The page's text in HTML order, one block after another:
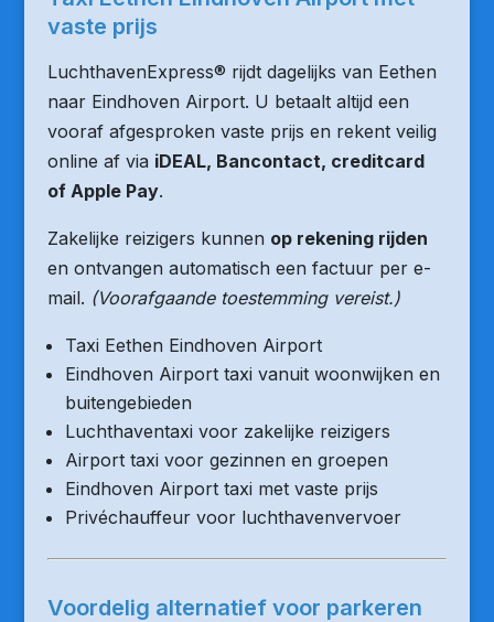
vaste prijs
LuchthavenExpress® rijdt dagelijks van Eethen
naar Eindhoven Airport. U betaalt altijd een
vooraf afgesproken vaste prijs en rekent veilig
online af via iDEAL, Bancontact, creditcard
of Apple Pay.
Zakelijke reizigers kunnen op rekening rijden
en ontvangen automatisch een factuur per e-
mail. (Voorafgaande toestemming vereist.)
Taxi Eethen Eindhoven Airport
Eindhoven Airport taxi vanuit woonwijken en
buitengebieden
Luchthaventaxi voor zakelijke reizigers
Airport taxi voor gezinnen en groepen
Eindhoven Airport taxi met vaste prijs
Privéchauffeur voor luchthavenvervoer
Voordelig alternatief voor parkeren